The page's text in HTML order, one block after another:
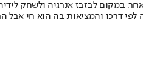
במקום לבזבז אנרגיה ולשחק
דרכו והמציאות בה הוא חי